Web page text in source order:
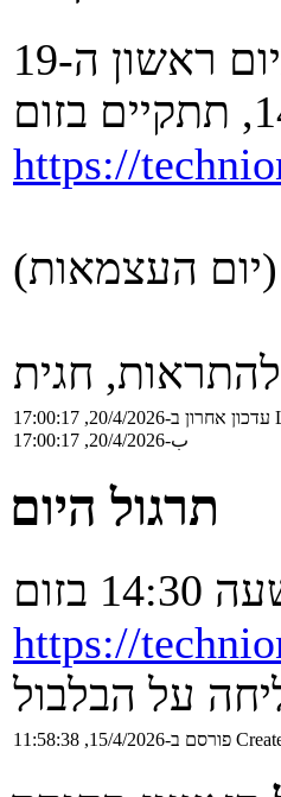
לפי הנחיות הטכניון, ההרצאה השניה בקורס, ביום ראשון ה-19
https://
(יום העצמאות)
להתראות, חגית
עדכון אחרון ב-20/4/2026, 17:00:17
ب-20/4/2026, 17:00:17
תרגול היום
https://
על הבלבול
פורסם ב-15/4/2026, 11:58:38